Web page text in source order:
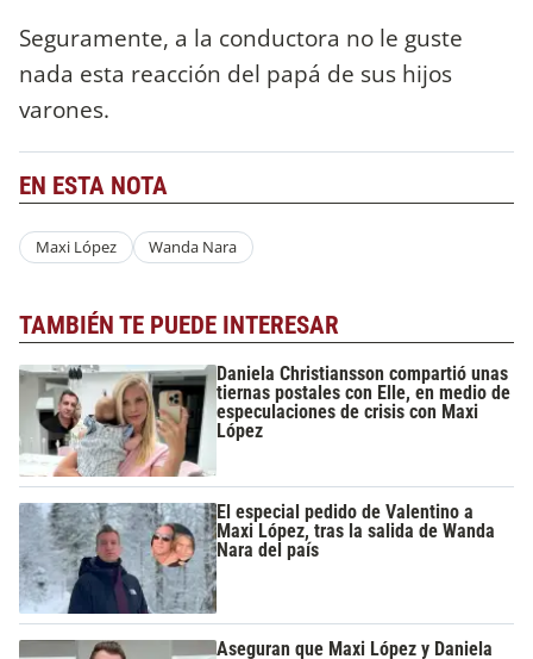
Seguramente, a la conductora no le guste
nada esta reacción del papá de sus hijos
varones.
EN ESTA NOTA
Maxi López Wanda Nara
TAMBIÉN TE PUEDE INTERESAR
Daniela Christiansson compartió unas
tiernas postales con Elle, en medio de
especulaciones de crisis con Maxi
López
El especial pedido de Valentino a
Maxi López, tras la salida de Wanda
Nara del país
Aseguran que Maxi López y Daniela